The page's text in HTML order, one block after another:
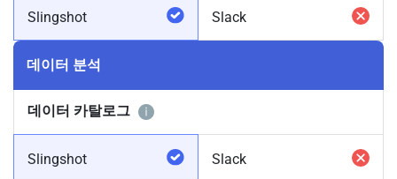
Slingshot Slack
데이터 분석
데이터 카탈로그
Slingshot Slack